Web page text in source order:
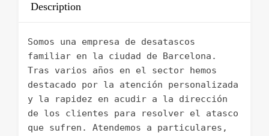
Description
Somos una empresa de desatascos
familiar en la ciudad de Barcelona.
Tras varios años en el sector hemos
destacado por la atención personalizada
y la rapidez en acudir a la dirección
de los clientes para resolver el atasco
que sufren. Atendemos a particulares,